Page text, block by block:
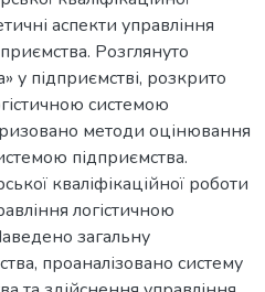
аспекти управління
Розглянуто
у підприємстві, розкрито
системою
методи оцінювання
підприємства.
кваліфікаційної роботи
логістичною
загальну
проаналізовано систему